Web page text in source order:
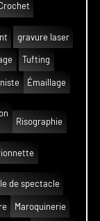
gravure laser
Tufting
Émaillage
Risographie
de spectacle
Maroquinerie